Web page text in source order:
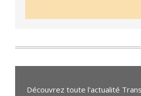
Découvrez toute l'actualité